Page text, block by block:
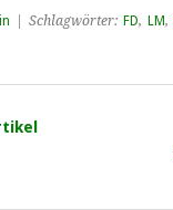
| Schlagwörter: FD, LM,